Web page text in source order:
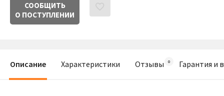
СООБЩИТЬ
О ПОСТУПЛЕНИИ
Описание Характеристики Отзывы Гарантия и